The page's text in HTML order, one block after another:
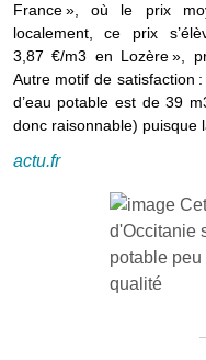
France », où le prix
localement, ce prix
3,87 €/m3 en Lozère »,
Autre motif de satisfaction
d’eau potable est de 39
donc raisonnable) puisque
actu.fr